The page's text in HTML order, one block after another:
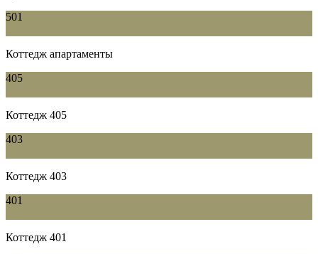
501
Коттедж апартаменты
405
Коттедж 405
403
Коттедж 403
401
Коттедж 401